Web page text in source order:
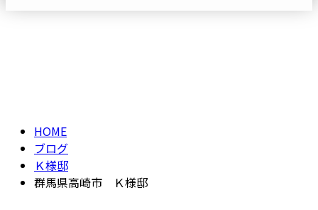
HOME
ブログ
Ｋ様邸
群馬県高崎市 Ｋ様邸